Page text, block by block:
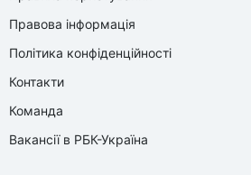
Правова інформація
Політика конфіденційності
Контакти
Команда
Вакансії в РБК-Україна